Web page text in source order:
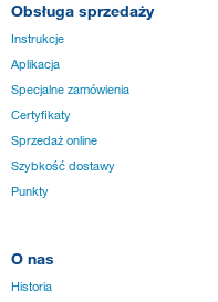
Obsługa sprzedaży
Instrukcje
Aplikacja
Specjalne zamówienia
Certyfikaty
Sprzedaż online
Szybkość dostawy
Punkty
O nas
Historia